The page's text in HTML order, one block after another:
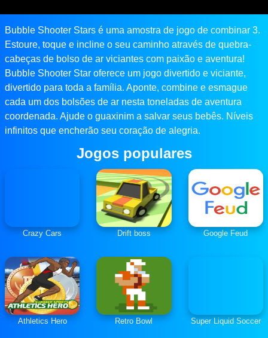
Bubble Shooter Stars é uma amostra de jogo de combinar 3.
Estoure, toque e incline o seu caminho através de quebra-
cabeças de bolso de ar viciantes com paixão e aventura!
Bubble Shooter Star oferece um jogo divertido e viciante,
divertido para toda a família. Aponte, combine e esmague
cada um dos bolsões de ar nesta toneladas de aventura
coordenada. Ajude o guaxinim a salvar seus bebês. Níveis
infinitos que encherão seu coração de alegria.
Jogos populares
Crazy Cars Drift boss Google Feud
Athletics Hero Retro Bowl Super Liquid Soccer